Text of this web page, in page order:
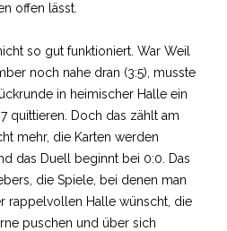
offen lässt.
so gut funktioniert. War Weil
noch nahe dran (3:5), musste
in heimischer Halle ein
quittieren. Doch das zählt am
mehr, die Karten werden
das Duell beginnt bei 0:0. Das
die Spiele, bei denen man
rappelvollen Halle wünscht, die
puschen und über sich